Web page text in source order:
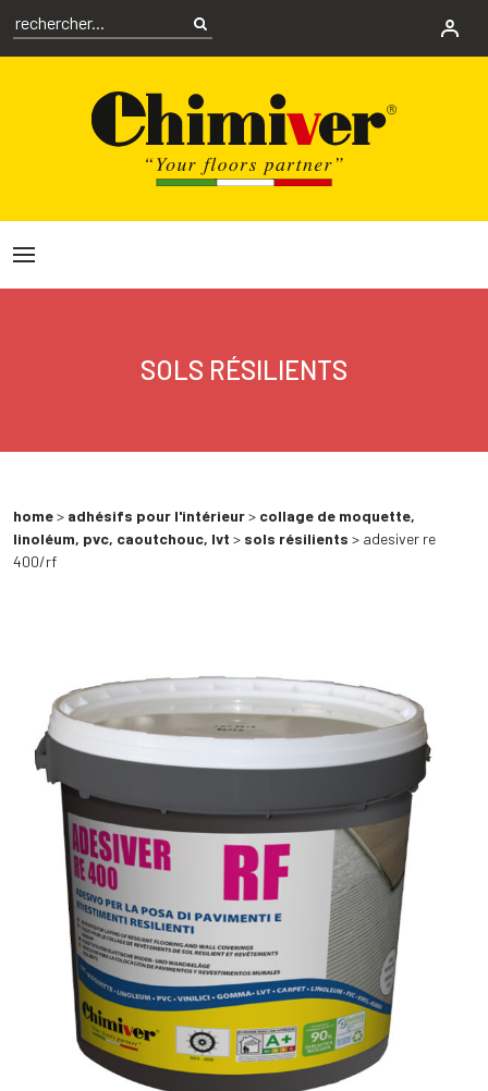
SOLS RÉSILIENTS
home> adhésifs pour l'intérieur> collage de moquette,
linoléum, pvc, caoutchouc, lvt > sols résilients > adesiver re
400/rf